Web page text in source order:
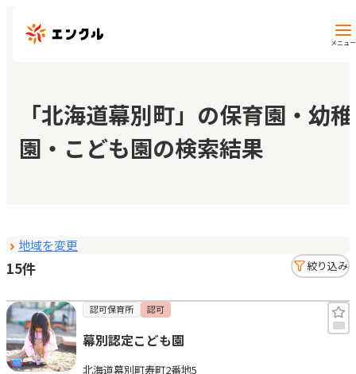
メニュー
保育園・幼稚園を探す
地図から探す
マイページ
お気に入り
「北海道幕別町」の保育園・幼稚
園・こども園の検索結果
地域を変更
15件 絞り込み
認可保育所 認可
幕別認定こども園
北海道幕別町寿町2番地5